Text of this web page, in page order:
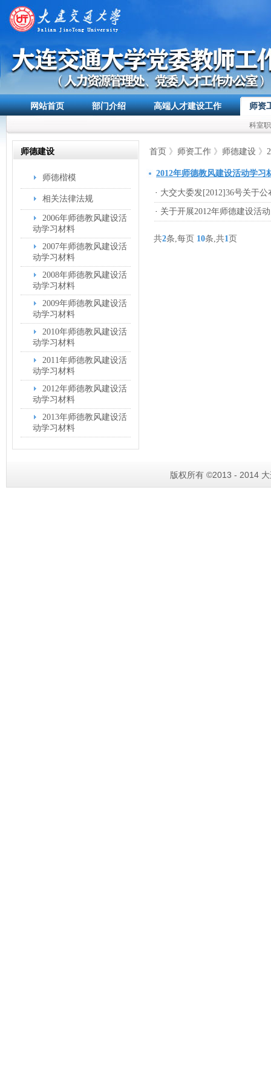
网站首页 部门介绍 高端人才建设工作 师资
科室
师德建设
师德楷模
相关法律法规
2006年师德教风建设活
动学习材料
2007年师德教风建设活
动学习材料
2008年师德教风建设活
动学习材料
2009年师德教风建设活
动学习材料
2010年师德教风建设活
动学习材料
2011年师德教风建设活
动学习材料
2012年师德教风建设活
动学习材料
2013年师德教风建设活
动学习材料
首页 》 师资工作 》 师德建设 》
2012年师德教风建设活动学习
· 大交大委发[2012]36号关于
· 关于开展2012年师德建设活
共2条,每页 10条,共1页
版权所有 ©2013 - 2014